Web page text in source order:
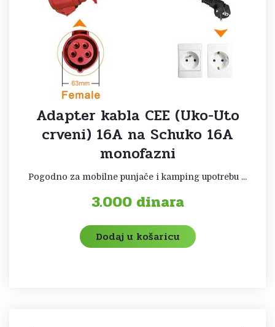
Adapter kabla CEE (Uko-Uto
crveni) 16A na Schuko 16A
monofazni
Pogodno za mobilne punjače i kamping upotrebu ...
3.000 dinara
Dodaj u košaricu